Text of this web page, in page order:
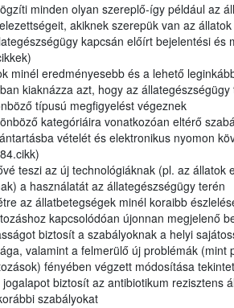
minden olyan szereplő-így például az
akiknek szerepük van az
kapcsán előírt bejelentési és
minél eredményesebb és a lehető
kiaknázza azt, hogy az
típusú megfigyelést végeznek
kategóriáira vonatkozóan eltérő
vételét és elektronikus nyomon
teszi az új technológiáknak (pl. az állatok
a használatát az állategészségügy terén
az állatbetegségek minél koraibb
kapcsolódóan újonnan megjelenő
biztosít a szabályoknak a helyi
valamint a felmerülő új problémák (mint
fényében végzett módosítása
biztosít az antibiotikum rezisztens
szabályokat